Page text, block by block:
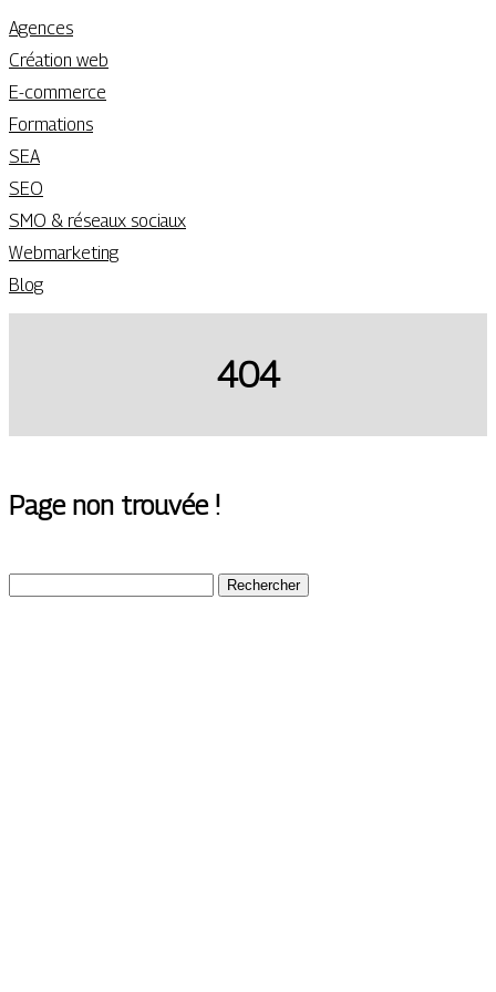
Agences
Création web
E-commerce
Formations
SEA
SEO
SMO & réseaux sociaux
Webmarketing
Blog
404
Page non trouvée !